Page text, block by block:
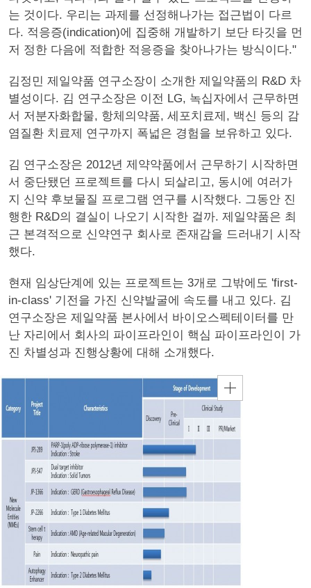
는 것이다. 우리는 과제를 선정해나가는 접근법이 다르
다. 적응증(indication)에 집중해 개발하기 보단 타깃을 먼
저 정한 다음에 적합한 적응증을 찾아나가는 방식이다."
김정민 제일약품 연구소장이 소개한 제일약품의 R&D 차
별성이다. 김 연구소장은 이전 LG, 녹십자에서 근무하면
서 저분자화합물, 항체의약품, 세포치료제, 백신 등의 감
염질환 치료제 연구까지 폭넓은 경험을 보유하고 있다.
김 연구소장은 2012년 제약약품에서 근무하기 시작하면
서 중단됐던 프로젝트를 다시 되살리고, 동시에 여러가
지 신약 후보물질 프로그램 연구를 시작했다. 그동안 진
행한 R&D의 결실이 나오기 시작한 걸까. 제일약품은 최
근 본격적으로 신약연구 회사로 존재감을 드러내기 시작
했다.
현재 임상단계에 있는 프로젝트는 3개로 그밖에도 'first-
in-class' 기전을 가진 신약발굴에 속도를 내고 있다. 김
연구소장은 제일약품 본사에서 바이오스펙테이터를 만
난 자리에서 회사의 파이프라인이 핵심 파이프라인이 가
진 차별성과 진행상황에 대해 소개했다.